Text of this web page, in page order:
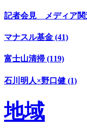
記者会見 メディア関
マナスル基金 (41)
富士山清掃 (119)
石川明人×野口健 (1)
地域